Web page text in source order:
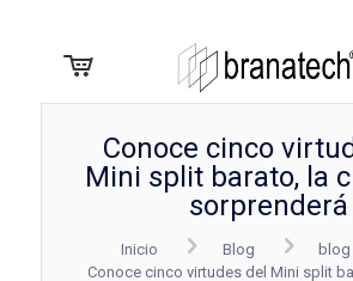
Conoce cinco
Mini split barato, la
sorprenderá
Inicio Blog
blog
Conoce cinco virtudes del Mini split